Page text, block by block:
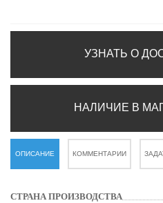
УЗНАТЬ О
НАЛИЧИЕ В
ОПИСАНИЕ КОММЕНТАРИИ
СТРАНА ПРОИЗВОДСТВА